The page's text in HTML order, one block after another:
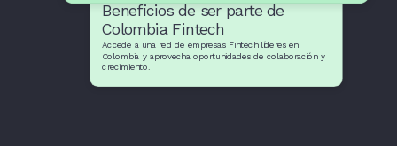
Beneficios de ser parte de
Colombia Fintech
Accede a una red de empresas Fintech líderes en
Colombia y aprovecha oportunidades de colaboración y
crecimiento.